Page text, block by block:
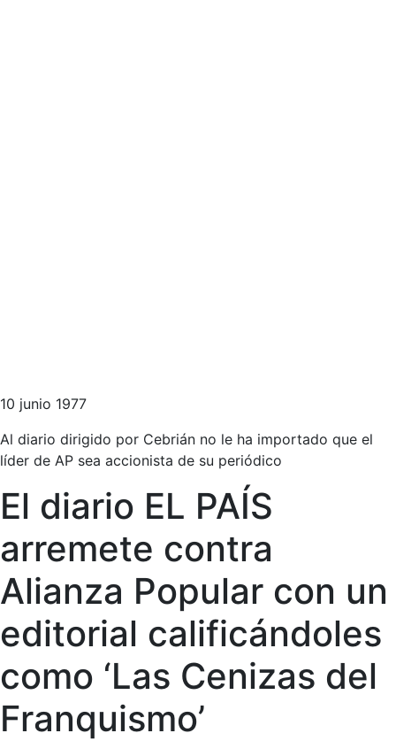
10 junio 1977
Al diario dirigido por Cebrián no le ha importado que el
líder de AP sea accionista de su periódico
El diario EL PAÍS
arremete contra
Alianza Popular con un
editorial calificándoles
como ‘Las Cenizas del
Franquismo’